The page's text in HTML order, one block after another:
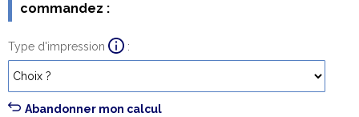
commandez :
Type d'impression
Abandonner mon calcul